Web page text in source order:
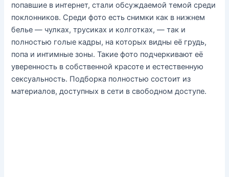
попавшие в интернет, стали обсуждаемой темой среди
поклонников. Среди фото есть снимки как в нижнем
белье — чулках, трусиках и колготках, — так и
полностью голые кадры, на которых видны её грудь,
попа и интимные зоны. Такие фото подчеркивают её
уверенность в собственной красоте и естественную
сексуальность. Подборка полностью состоит из
материалов, доступных в сети в свободном доступе.